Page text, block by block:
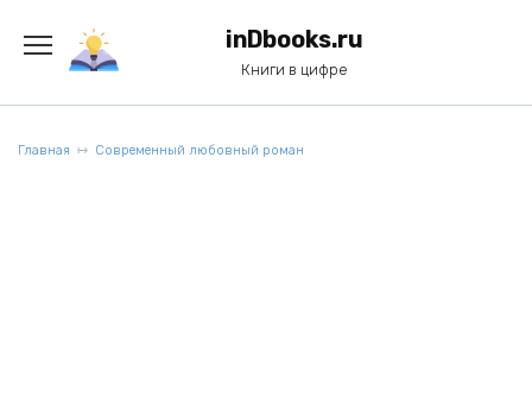
содержанию
inDbooks.ru
Книги в цифре
Главная Современный любовный роман